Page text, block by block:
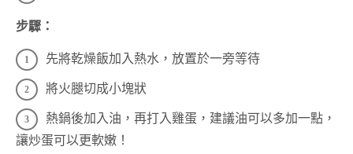
步驟：
先將乾燥飯加入熱水，放置於一旁等待
將火腿切成小塊狀
熱鍋後加入油，再打入雞蛋，建議油可以多加一點，
讓炒蛋可以更軟嫩！